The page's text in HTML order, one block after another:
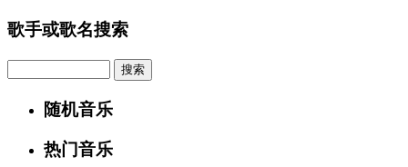
歌手或歌名搜索
随机音乐
热门音乐